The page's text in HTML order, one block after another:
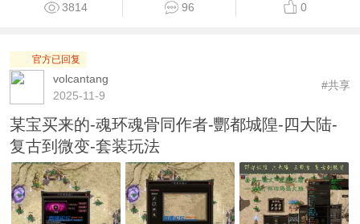
3814 96 0
官方已回复
volcantang
2025-11-9
#共享
某宝买来的-魂环魂骨同作者-酆都城隍-四大陆-
复古到微变-套装玩法